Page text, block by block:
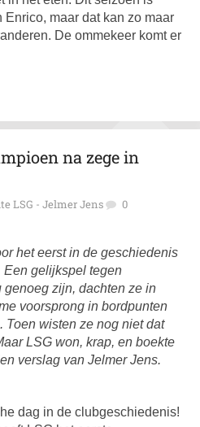
maar dat kan zo maar
De ommekeer komt er
na zege in
LSG - Jelmer Jens 0
het eerst in de geschiedenis
gelijkspel tegen
zijn, dachten ze in
voorsprong in bordpunten
Toen wisten ze nog niet dat
LSG won, krap, en boekte
verslag van Jelmer Jens.
dag in de clubgeschiedenis!